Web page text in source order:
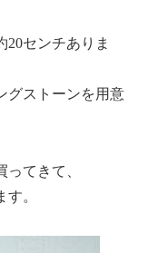
20センチありま
グストーンを用意
てきて、
。